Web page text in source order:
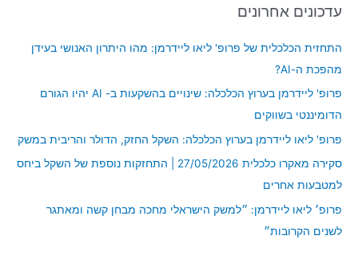
r
:
עדכונים אחרונים
התחזית הכלכלית של פרופ' ליאו ליידרמן: מהו היתרון האנושי בעידן
מהפכת ה-AI?
פרופ' ליידרמן בערוץ הכלכלה: שינויים בהשקעות ב- AI יהיו הגורם
הדומיננטי בשווקים
פרופ' ליאו ליידרמן בערוץ הכלכלה: השקל החזק, הדולר והריבית במשק
סקירה מאקרו כלכלית 27/05/2026 | התחזקות נוספת של השקל ביחס
למטבעות אחרים
פרופ׳ ליאו ליידרמן: ״למשק הישראלי מחכה מבחן קשה ומאתגר
לשנים הקרובות״